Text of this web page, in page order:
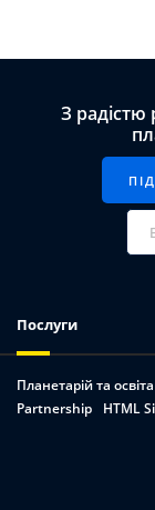
З радістю
Послуги
Планетарій та освіта
Partnership
HTML